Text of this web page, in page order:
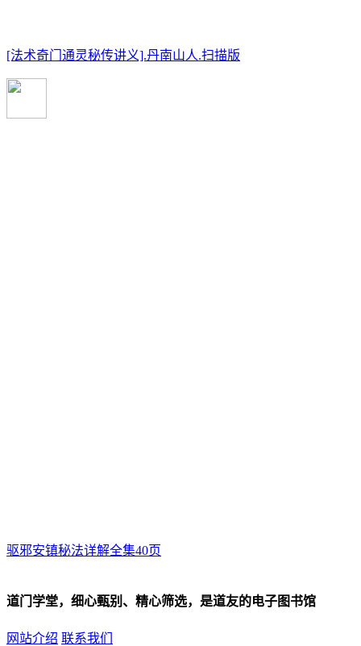
[法术奇门通灵秘传讲义].丹南山人.扫描版
驱邪安镇秘法详解全集40页
道门学堂，细心甄别、精心筛选，是道友的电子图书馆
网站介绍 联系我们